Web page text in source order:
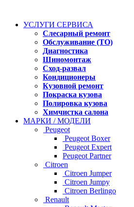
УСЛУГИ СЕРВИСА
Слесарный ремонт
Обслуживание (ТО)
Диагностика
Шиномонтаж
Сход-развал
Кондиционеры
Кузовной ремонт
Покраска кузова
Полировка кузова
Химчистка салона
МАРКИ / МОДЕЛИ
Peugeot
Peugeot Boxer
Peugeot Expert
Peugeot Partner
Citroen
Citroen Jumper
Citroen Jumpy
Citroen Berlingo
Renault